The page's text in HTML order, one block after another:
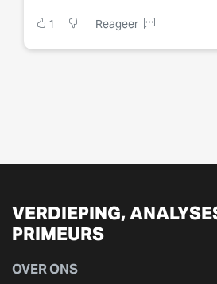
1 Reageer
VERDIEPING,
PRIMEURS
OVER ONS